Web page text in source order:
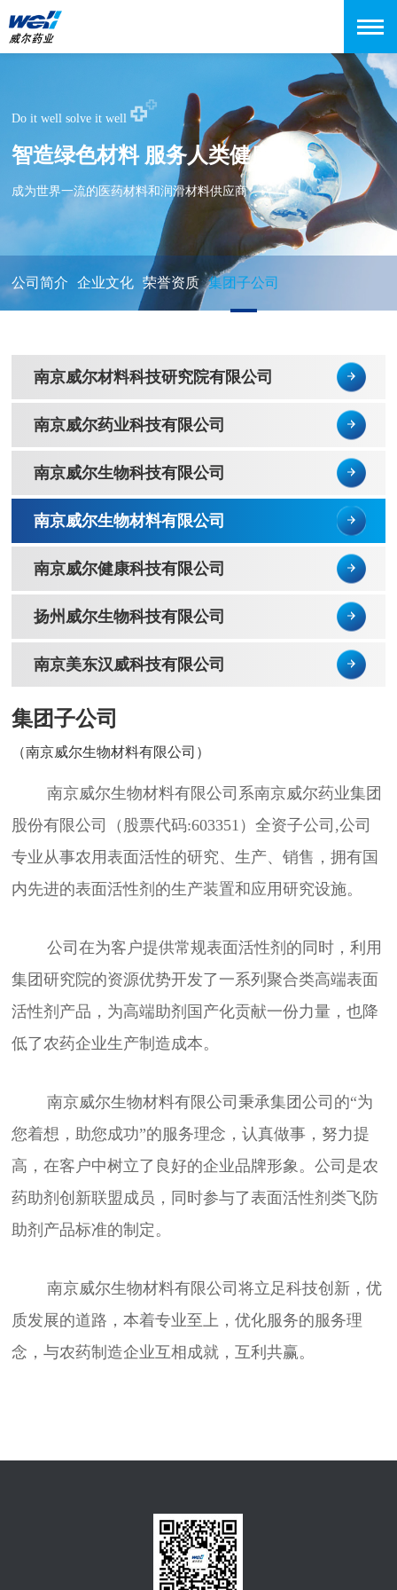
Do it well solve it well
智造绿色材料 服务人类健康
成为世界一流的医药材料和润滑材料供应商
公司简介 企业文化 荣誉资质 集团子公司
南京威尔材料科技研究院有限公司
南京威尔药业科技有限公司
南京威尔生物科技有限公司
南京威尔生物材料有限公司
南京威尔健康科技有限公司
扬州威尔生物科技有限公司
南京美东汉威科技有限公司
集团子公司
（南京威尔生物材料有限公司）
南京威尔生物材料有限公司系南京威尔药业集团
股份有限公司（股票代码:603351）全资子公司,公司
专业从事农用表面活性的研究、生产、销售，拥有国
内先进的表面活性剂的生产装置和应用研究设施。
公司在为客户提供常规表面活性剂的同时，利用
集团研究院的资源优势开发了一系列聚合类高端表面
活性剂产品，为高端助剂国产化贡献一份力量，也降
低了农药企业生产制造成本。
南京威尔生物材料有限公司秉承集团公司的“为
您着想，助您成功”的服务理念，认真做事，努力提
高，在客户中树立了良好的企业品牌形象。公司是农
药助剂创新联盟成员，同时参与了表面活性剂类飞防
助剂产品标准的制定。
南京威尔生物材料有限公司将立足科技创新，优
质发展的道路，本着专业至上，优化服务的服务理
念，与农药制造企业互相成就，互利共赢。